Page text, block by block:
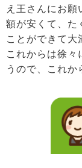
え王さんにお願
額が安くて、た
ことができて大
これからは徐々
うので、これか